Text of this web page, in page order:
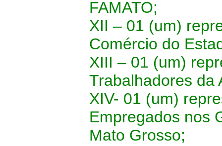
FAMATO;
XII – 01 (um)
Comércio do
XIII – 01 (um)
Trabalhadores da
XIV- 01 (um)
Empregados nos
Mato Grosso;